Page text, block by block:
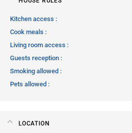
Kitchen access
Cook meals
Living room access
Guests reception
Smoking allowed
Pets allowed
LOCATION